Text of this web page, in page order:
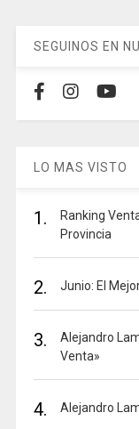
SEGUINOS EN
LO MAS VISTO
1.
Ranking
Provincia
2. Junio: El
3.
Alejandro
Venta»
4. Alejandro